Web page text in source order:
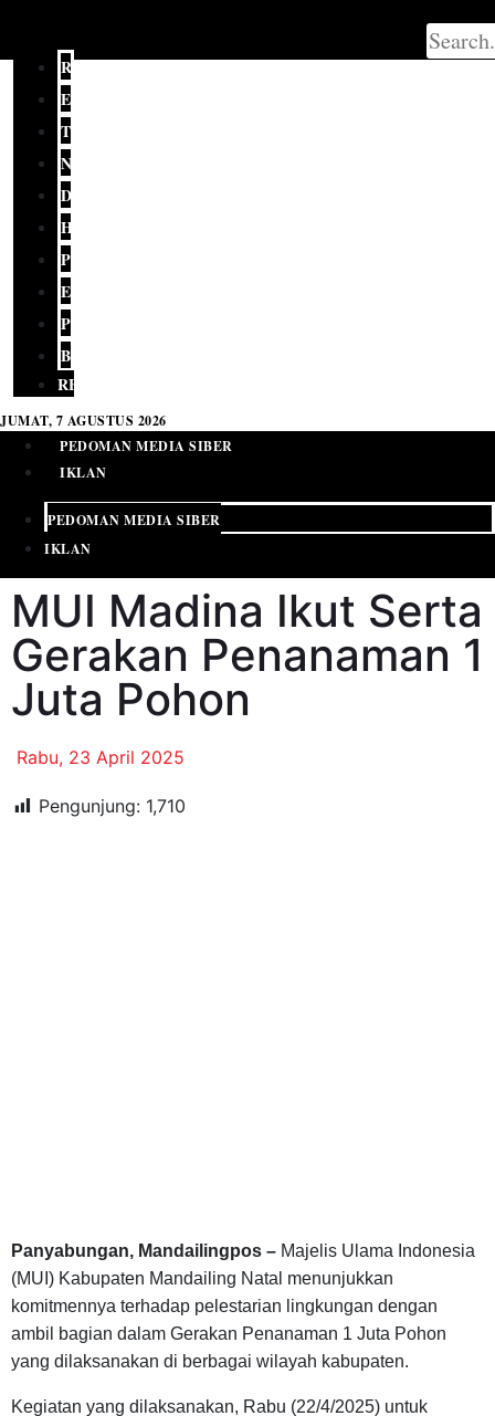
REDAKSI
EDITORIAL
TERKINI
NASIONAL
DAERAH
HUKUM
POLITIK
EKONOMI
PENDIDIKAN
BUDAYA
RELIGI
JUMAT, 7 AGUSTUS 2026
PEDOMAN MEDIA SIBER
IKLAN
PEDOMAN MEDIA SIBER
IKLAN
MUI Madina Ikut Serta
Gerakan Penanaman 1
Juta Pohon
Rabu, 23 April 2025
Pengunjung: 1,710
Panyabungan, Mandailingpos – Majelis Ulama Indonesia
(MUI) Kabupaten Mandailing Natal menunjukkan
komitmennya terhadap pelestarian lingkungan dengan
ambil bagian dalam Gerakan Penanaman 1 Juta Pohon
yang dilaksanakan di berbagai wilayah kabupaten.
Kegiatan yang dilaksanakan, Rabu (22/4/2025) untuk